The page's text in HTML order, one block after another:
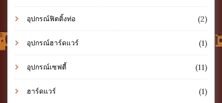
อุปกรณ์ฟิตติ้งท่อ (2)
อุปกรณ์ฮาร์ดแวร์ (1)
อุปกรณ์เซฟตี้ (11)
ฮาร์ดแวร์ (1)